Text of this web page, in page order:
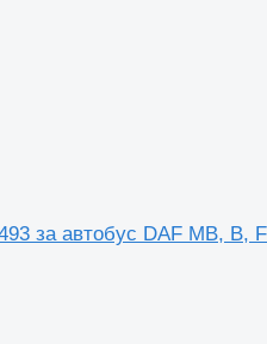
за автобус DAF MB, B,